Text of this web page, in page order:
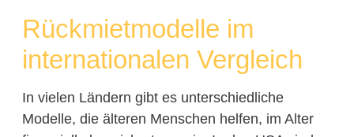
Rückmietmodelle im
internationalen Vergleich
In vielen Ländern gibt es unterschiedliche
Modelle, die älteren Menschen helfen, im Alter